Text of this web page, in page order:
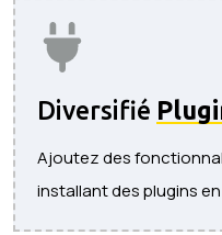
Diversifié
Ajoutez des
installant des plugins